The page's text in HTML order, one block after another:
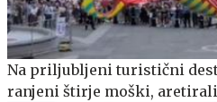
Na priljubljeni turistični
ranjeni štirje moški,